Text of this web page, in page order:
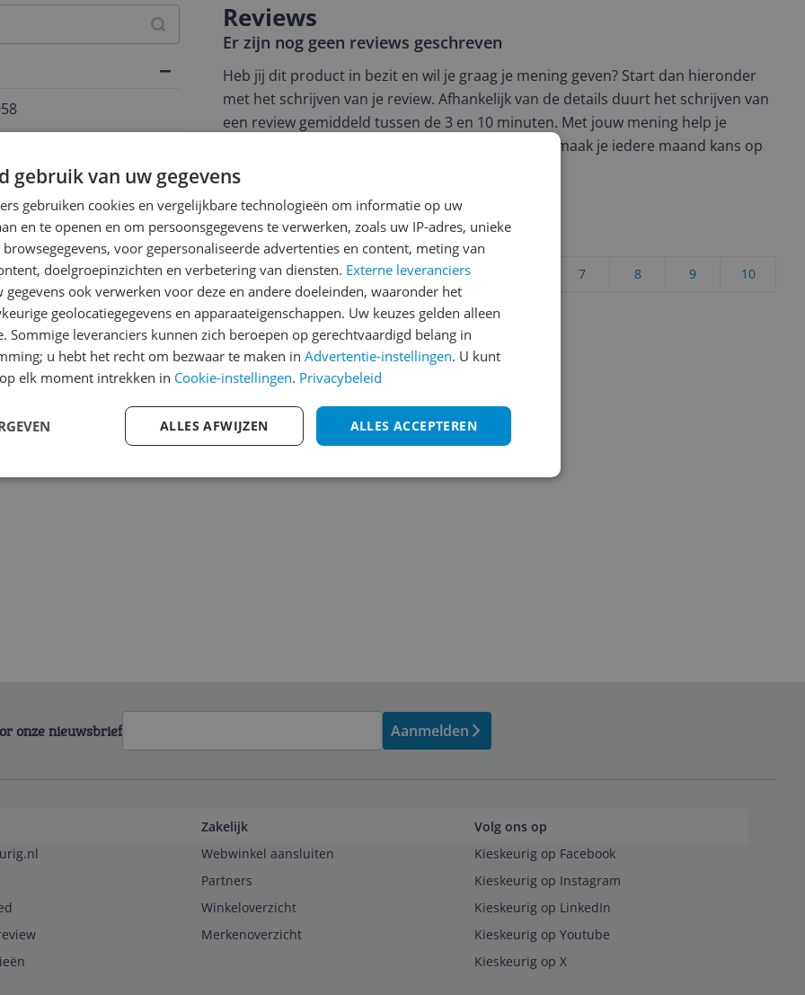
Mountain Bike maakt
van maximaal 25 mijl
fiets perfect
Shimano schakeling:
elektrische fiets elke
rijden: schijfremmen en
en vertrouwen
kwaliteit: de AT650
waardoor het een
JAK-
vocht Wielen en
grip op alle
velgen
Reviews
Er zijn nog geen reviews geschreven
Heb jij dit product in bezit en wil je graag je mening geven? Start dan hieronder
met het schrijven van je review. Afhankelijk van de details duurt het schrijven van
een review gemiddeld tussen de 3 en 10 minuten. Met jouw mening help je
andere bezoekers een betere keuze te maken én maak je iedere maand kans op
€250,-!
Cijfer
Welk cijfer geef jij dit product?
10
9
8
7
5
4
3
2
1
Vraag 1 van 4
onze nieuwsbrief Aanmelden
Zakelijk
Webwinkel aansluiten
Partners
Winkeloverzicht
Merkenoverzicht
Volg ons op
Kieskeurig op Facebook
Kieskeurig op Instagram
Kieskeurig op LinkedIn
Kieskeurig op Youtube
Kieskeurig op X
gebruik van uw gegevens
gebruiken cookies en vergelijkbare technologieën om informatie op uw
en te openen en om persoonsgegevens te verwerken, zoals uw IP-adres, unieke
voor gepersonaliseerde advertenties en content, meting van
doelgroepinzichten en verbetering van diensten. Externe leveranciers
gegevens ook verwerken voor deze en andere doeleinden, waaronder het
geolocatiegegevens en apparaateigenschappen. Uw keuzes gelden alleen
Sommige leveranciers kunnen zich beroepen op gerechtvaardigd belang in
u hebt het recht om bezwaar te maken in Advertentie-instellingen. U kunt
elk moment intrekken in Cookie-instellingen. Privacybeleid
ALLES ACCEPTEREN
ALLES AFWIJZEN